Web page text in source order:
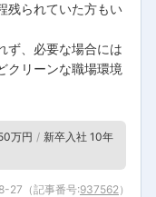
残られていた方もい
ず、必要な場合には
クリーンな職場環境
万円
新卒入社 10年
27 （記事番号:937562）